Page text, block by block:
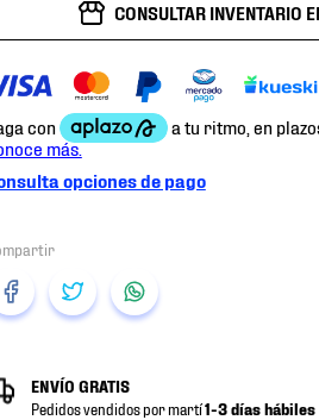
CONSULTAR INVENTARIO
opciones de pago
ENVÍO GRATIS
Pedidos vendidos por martí1-3 días hábiles